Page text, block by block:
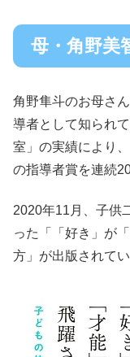
母・角野美
角野隼斗のお母さ
導者として知られ
室」の実績により
の指導者賞を連続
2020年11月、子供
った「「好き」が
方」が出版されてい